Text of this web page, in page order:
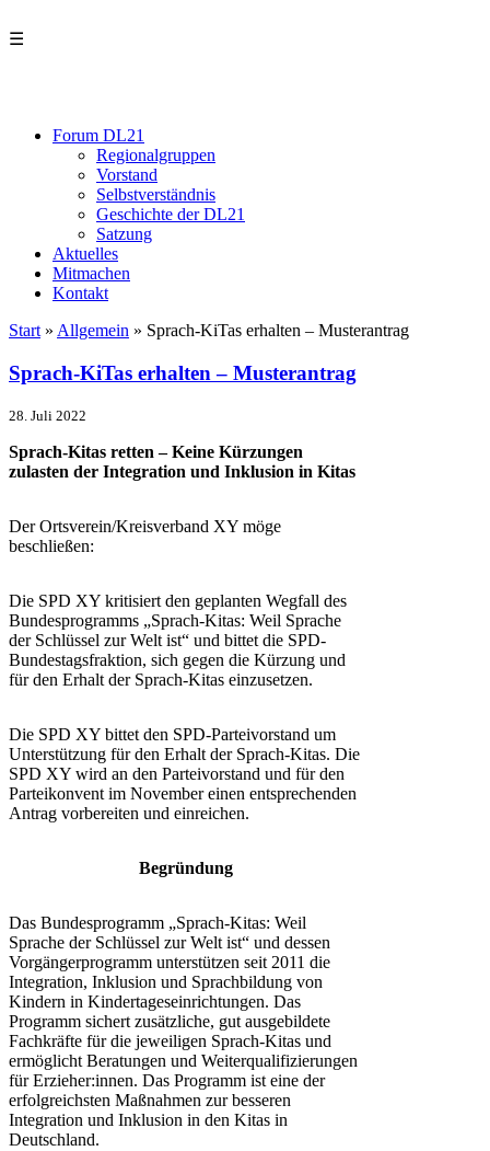
☰
Forum DL21
Regionalgruppen
Vorstand
Selbstverständnis
Geschichte der DL21
Satzung
Aktuelles
Mitmachen
Kontakt
Start » Allgemein » Sprach-KiTas erhalten – Musterantrag
Sprach-KiTas erhalten – Musterantrag
28. Juli 2022
Sprach-Kitas retten – Keine Kürzungen
zulasten der Integration und Inklusion in Kitas
Der Ortsverein/Kreisverband XY möge
beschließen:
Die SPD XY kritisiert den geplanten Wegfall des
Bundesprogramms „Sprach-Kitas: Weil Sprache
der Schlüssel zur Welt ist“ und bittet die SPD-
Bundestagsfraktion, sich gegen die Kürzung und
für den Erhalt der Sprach-Kitas einzusetzen.
Die SPD XY bittet den SPD-Parteivorstand um
Unterstützung für den Erhalt der Sprach-Kitas. Die
SPD XY wird an den Parteivorstand und für den
Parteikonvent im November einen entsprechenden
Antrag vorbereiten und einreichen.
Begründung
Das Bundesprogramm „Sprach-Kitas: Weil
Sprache der Schlüssel zur Welt ist“ und dessen
Vorgängerprogramm unterstützen seit 2011 die
Integration, Inklusion und Sprachbildung von
Kindern in Kindertageseinrichtungen. Das
Programm sichert zusätzliche, gut ausgebildete
Fachkräfte für die jeweiligen Sprach-Kitas und
ermöglicht Beratungen und Weiterqualifizierungen
für Erzieher:innen. Das Programm ist eine der
erfolgreichsten Maßnahmen zur besseren
Integration und Inklusion in den Kitas in
Deutschland.